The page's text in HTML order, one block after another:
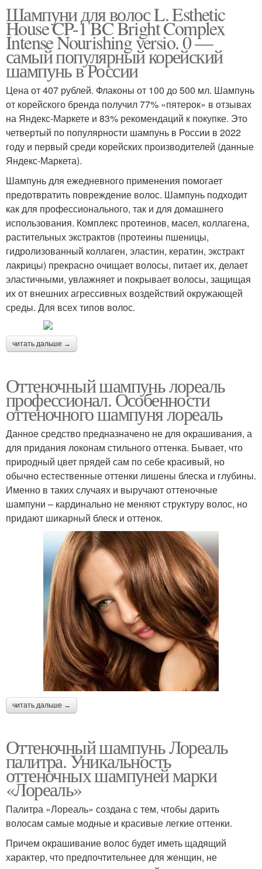
Шампуни для волос L. Esthetic
House CP-1 BC Bright Complex
Intense Nourishing versio. 0 —
самый популярный корейский
шампунь в России
Цена от 407 рублей. Флаконы от 100 до 500 мл. Шампунь
от корейского бренда получил 77% «пятерок» в отзывах
на Яндекс-Маркете и 83% рекомендаций к покупке. Это
четвертый по популярности шампунь в России в 2022
году и первый среди корейских производителей (данные
Яндекс-Маркета).
Шампунь для ежедневного применения помогает
предотвратить повреждение волос. Шампунь подходит
как для профессионального, так и для домашнего
использования. Комплекс протеинов, масел, коллагена,
растительных экстрактов (протеины пшеницы,
гидролизованный коллаген, эластин, кератин, экстракт
лакрицы) прекрасно очищает волосы, питает их, делает
эластичными, увлажняет и покрывает волосы, защищая
их от внешних агрессивных воздействий окружающей
среды. Для всех типов волос.
читать дальше →
Оттеночный шампунь лореаль
профессионал. Особенности
оттеночного шампуня лореаль
Данное средство предназначено не для окрашивания, а
для придания локонам стильного оттенка. Бывает, что
природный цвет прядей сам по себе красивый, но
обычно естественные оттенки лишены блеска и глубины.
Именно в таких случаях и выручают оттеночные
шампуни – кардинально не меняют структуру волос, но
придают шикарный блеск и оттенок.
читать дальше →
Оттеночный шампунь Лореаль
палитра. Уникальность
оттеночных шампуней марки
«Лореаль»
Палитра «Лореаль» создана с тем, чтобы дарить
волосам самые модные и красивые легкие оттенки.
Причем окрашивание волос будет иметь щадящий
характер, что предпочтительнее для женщин, не